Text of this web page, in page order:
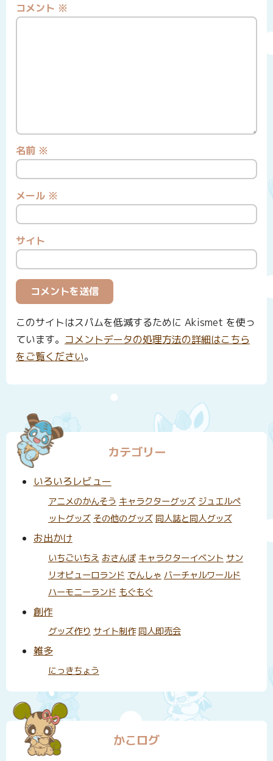
コメント ※
名前 ※
メール ※
サイト
このサイトはスパムを低減するために Akismet を使っ
ています。 コメントデータの処理方法の詳細はこちら
をご覧ください。
カテゴリー
いろいろレビュー
アニメのかんそう キャラクターグッズ ジュエルペ
ットグッズ その他のグッズ 同人誌と同人グッズ
お出かけ
いちごいちえ おさんぽ キャラクターイベント サン
リオピューロランド でんしゃ バーチャルワールド
ハーモニーランド もぐもぐ
創作
グッズ作り サイト制作 同人即売会
雑多
にっきちょう
かこログ